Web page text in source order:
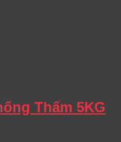
Thấm 5KG